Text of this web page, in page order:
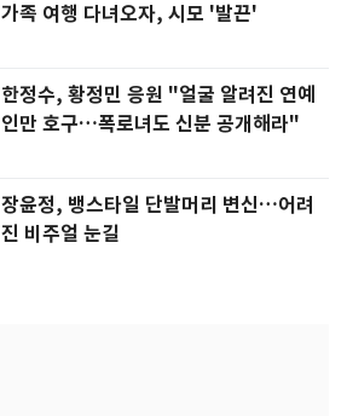
가족 여행 다녀오자, 시모 '발끈'
한정수, 황정민 응원 "얼굴 알려진 연예
인만 호구…폭로녀도 신분 공개해라"
장윤정, 뱅스타일 단발머리 변신…어려
진 비주얼 눈길